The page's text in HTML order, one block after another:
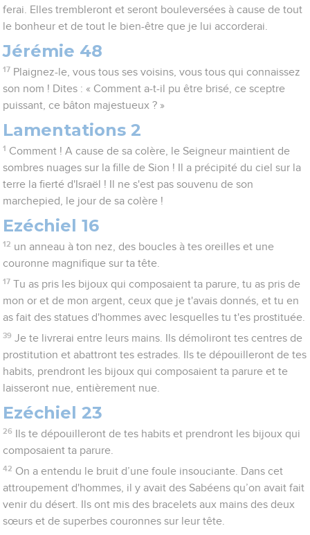
ferai. Elles trembleront et seront bouleversées à cause de tout
le bonheur et de tout le bien-être que je lui accorderai.
Jérémie 48
17 Plaignez-le, vous tous ses voisins, vous tous qui connaissez
son nom ! Dites : « Comment a-t-il pu être brisé, ce sceptre
puissant, ce bâton majestueux ? »
Lamentations 2
1 Comment ! A cause de sa colère, le Seigneur maintient de
sombres nuages sur la fille de Sion ! Il a précipité du ciel sur la
terre la fierté d'Israël ! Il ne s'est pas souvenu de son
marchepied, le jour de sa colère !
Ezéchiel 16
12 un anneau à ton nez, des boucles à tes oreilles et une
couronne magnifique sur ta tête.
17 Tu as pris les bijoux qui composaient ta parure, tu as pris de
mon or et de mon argent, ceux que je t'avais donnés, et tu en
as fait des statues d'hommes avec lesquelles tu t'es prostituée.
39 Je te livrerai entre leurs mains. Ils démoliront tes centres de
prostitution et abattront tes estrades. Ils te dépouilleront de tes
habits, prendront les bijoux qui composaient ta parure et te
laisseront nue, entièrement nue.
Ezéchiel 23
26
Ils te dépouilleront de tes habits et prendront les bijoux qui
composaient ta parure.
42 On a entendu le bruit d’une foule insouciante. Dans cet
attroupement d'hommes, il y avait des Sabéens qu’on avait fait
venir du désert. Ils ont mis des bracelets aux mains des deux
sœurs et de superbes couronnes sur leur tête.